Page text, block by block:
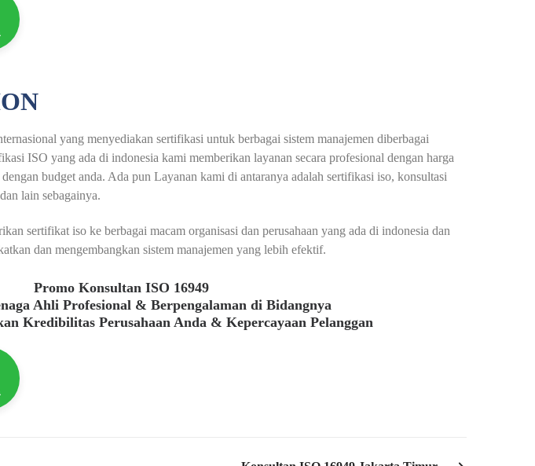
yang menyediakan sertifikasi untuk berbagai sistem manajemen diberbagai
ISO yang ada di indonesia kami memberikan layanan secara profesional dengan harga
budget anda. Ada pun Layanan kami di antaranya adalah sertifikasi iso, konsultasi
lain sebagainya.
sertifikat iso ke berbagai macam organisasi dan perusahaan yang ada di indonesia dan
dan mengembangkan sistem manajemen yang lebih efektif.
Promo Konsultan ISO 16949
Ahli Profesional & Berpengalaman di Bidangnya
Kredibilitas Perusahaan Anda & Kepercayaan Pelanggan